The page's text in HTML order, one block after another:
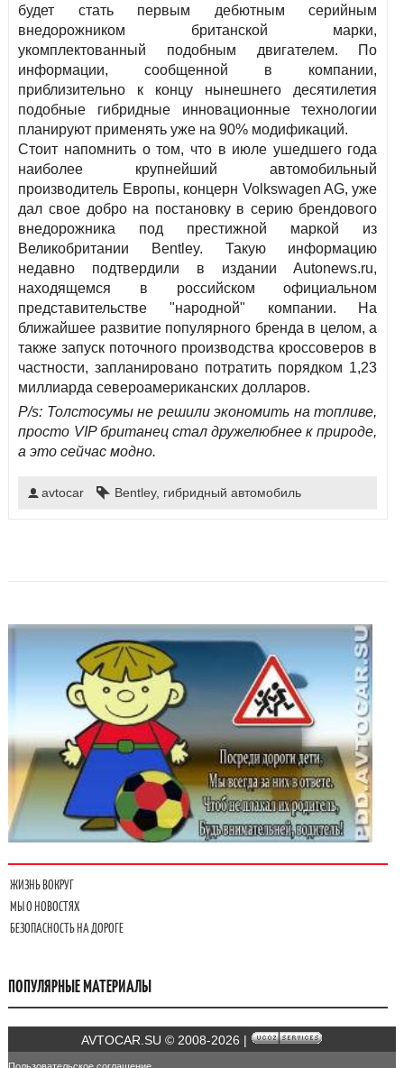
будет стать первым дебютным серийным
внедорожником британской марки,
укомплектованный подобным двигателем. По
информации, сообщенной в компании,
приблизительно к концу нынешнего десятилетия
подобные гибридные инновационные технологии
планируют применять уже на 90% модификаций.
Стоит напомнить о том, что в июле ушедшего года
наиболее крупнейший автомобильный
производитель Европы, концерн Volkswagen AG, уже
дал свое добро на постановку в серию брендового
внедорожника под престижной маркой из
Великобритании Bentley. Такую информацию
недавно подтвердили в издании Autonews.ru,
находящемся в российском официальном
представительстве "народной" компании. На
ближайшее развитие популярного бренда в целом, а
также запуск поточного производства кроссоверов в
частности, запланировано потратить порядком 1,23
миллиарда североамериканских долларов.
P/s: Толстосумы не решили экономить на топливе,
просто VIP британец стал дружелюбнее к природе,
а это сейчас модно.
avtocar Bentley, гибридный автомобиль
ЖИЗНЬ ВОКРУГ
МЫ О НОВОСТЯХ
БЕЗОПАСНОСТЬ НА ДОРОГЕ
ПОПУЛЯРНЫЕ МАТЕРИАЛЫ
AVTOCAR.SU © 2008-2026 |